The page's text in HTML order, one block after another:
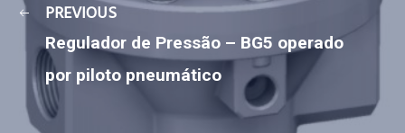
PREVIOUS
Regulador de Pressão – BG5 operado
por piloto pneumático